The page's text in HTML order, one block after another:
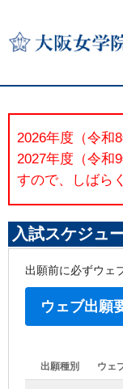
入学検定料のお支
2026年度（令和
2027年度（令和
すので、しばら
入試スケジュ
出願前に必ずウェ
ウェブ出願
出願種別 ウェ